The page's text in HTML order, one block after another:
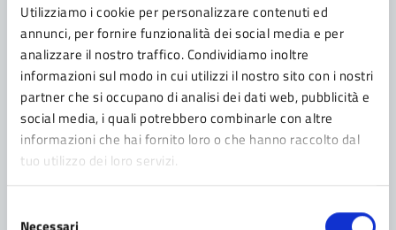
Utilizziamo i cookie per personalizzare contenuti ed
annunci, per fornire funzionalità dei social media e per
analizzare il nostro traffico. Condividiamo inoltre
informazioni sul modo in cui utilizzi il nostro sito con i nostri
partner che si occupano di analisi dei dati web, pubblicità e
social media, i quali potrebbero combinarle con altre
informazioni che hai fornito loro o che hanno raccolto dal
tuo utilizzo dei loro servizi.
Contatta il comune
Leggi le domande frequenti
Richiedi assistenza
Prenota appuntamento
Problemi in città